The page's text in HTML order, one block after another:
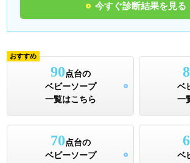
今すぐ診断結果を見る
おすすめ
90点台の
ベビーソープ
一覧はこちら
ベ
一
70点台の
ベビーソープ
ベ